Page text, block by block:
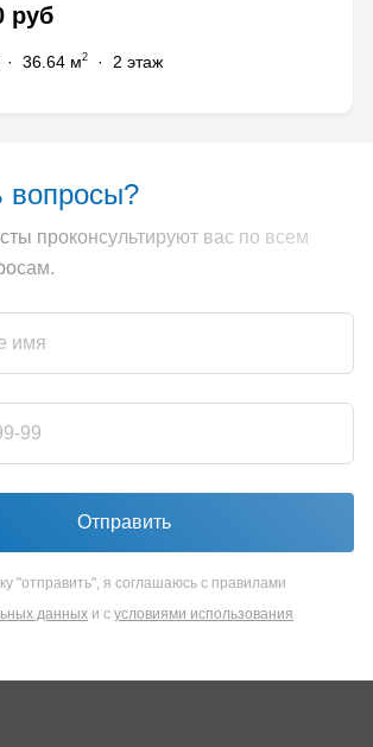
руб
· 36.64 м2 · 2 этаж
вопросы?
проконсультируют вас по всем
Отправить
"отправить", я соглашаюсь с правилами
данных и с условиями использования